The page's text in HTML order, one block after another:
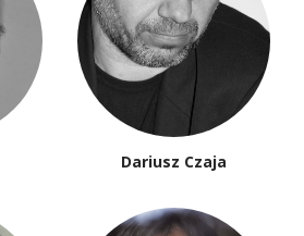
Dariusz Czaja